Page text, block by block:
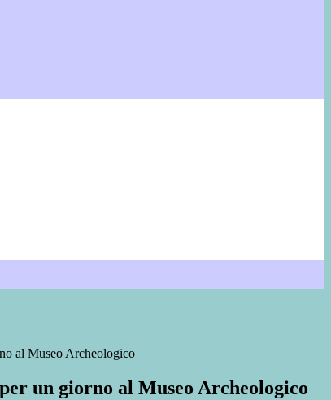
al Museo Archeologico
un giorno al Museo Archeologico